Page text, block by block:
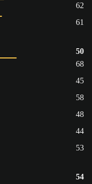
62
61
50
68
45
58
48
44
53
54